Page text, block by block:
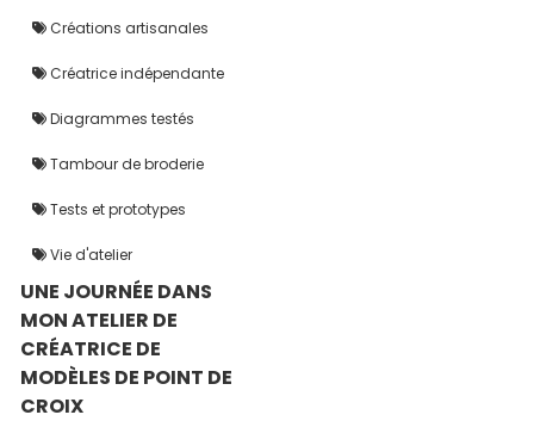
UNE JOURNÉE DANS
MON ATELIER DE
CRÉATRICE DE
MODÈLES DE POINT DE
CROIX
Créations artisanales
Créatrice indépendante
Diagrammes testés
Tambour de broderie
Tests et prototypes
Vie d'atelier